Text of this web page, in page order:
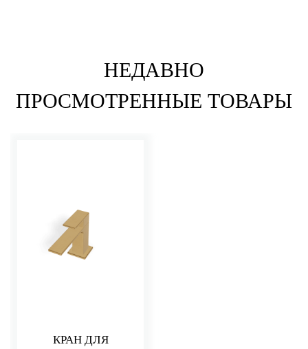
НЕДАВНО
ПРОСМОТРЕННЫЕ ТОВАРЫ
КРАН ДЛЯ